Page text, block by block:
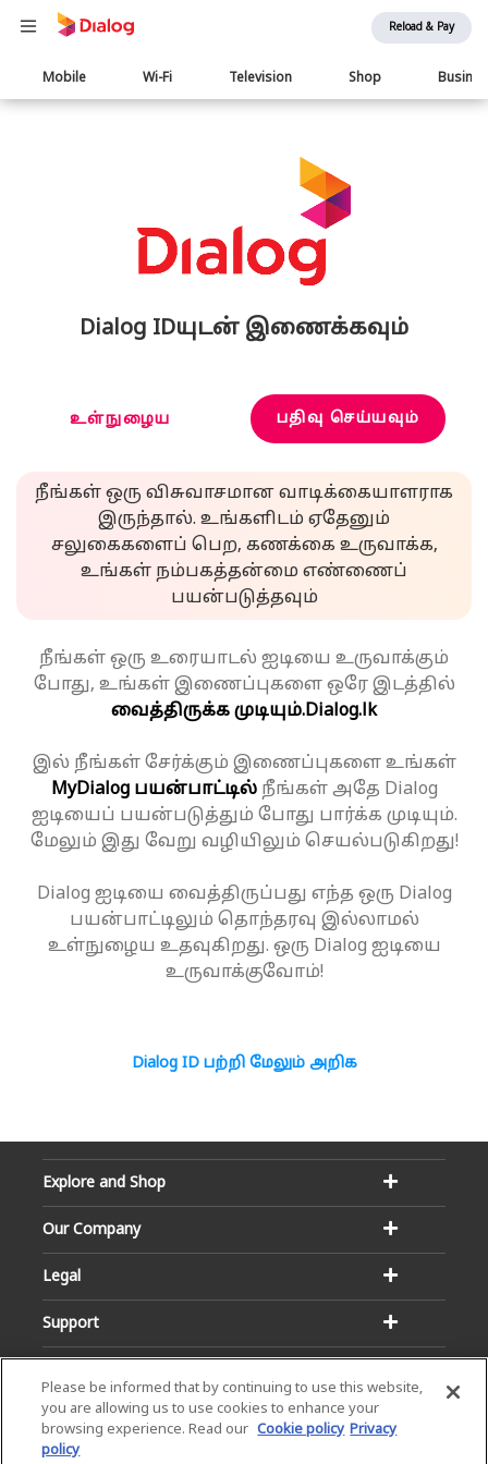
Reload & Pay
Main
navigation
Mobile Wi-Fi Television Shop
Dialog IDயுடன் இணைக்கவும்
உள்நுழைய பதிவு செய்யவும்
நீங்கள் ஒரு விசுவாசமான வாடிக்கையாளராக
இருந்தால். உங்களிடம் ஏதேனும்
சலுகைகளைப் பெற, கணக்கை உருவாக்க,
உங்கள் நம்பகத்தன்மை எண்ணைப்
பயன்படுத்தவும்
நீங்கள் ஒரு உரையாடல் ஐடியை உருவாக்கும்
போது, உங்கள் இணைப்புகளை ஒரே இடத்தில்
வைத்திருக்க முடியும்.Dialog.lk
இல் நீங்கள் சேர்க்கும் இணைப்புகளை உங்கள்
MyDialog பயன்பாட்டில்நீங்கள் அதே Dialog
ஐடியைப் பயன்படுத்தும் போது பார்க்க முடியும்.
மேலும் இது வேறு வழியிலும் செயல்படுகிறது!
Dialog ஐடியை வைத்திருப்பது எந்த ஒரு Dialog
பயன்பாட்டிலும் தொந்தரவு இல்லாமல்
உள்நுழைய உதவுகிறது. ஒரு Dialog ஐடியை
உருவாக்குவோம்!
Dialog ID பற்றி மேலும் அறிக
Explore and Shop
Our Company
Legal
Support
Please be informed that by continuing to use this website,
you are allowing us to use cookies to enhance your
browsing experience. Read our Cookie policy Privacy
policy